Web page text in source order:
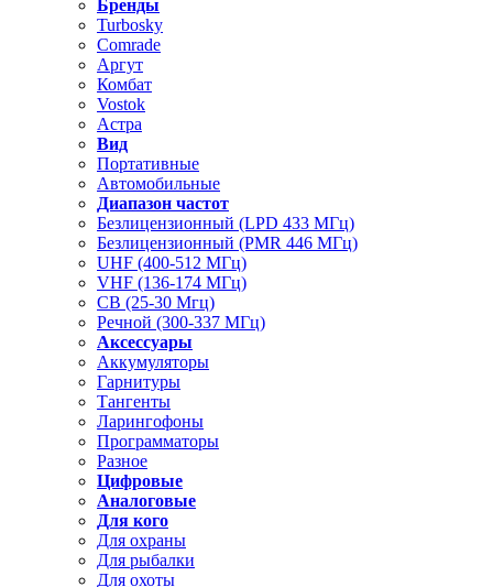
Бренды
Turbosky
Comrade
Аргут
Комбат
Vostok
Астра
Вид
Портативные
Автомобильные
Диапазон частот
Безлицензионный (LPD 433 МГц)
Безлицензионный (PMR 446 МГц)
UHF (400-512 МГц)
VHF (136-174 МГц)
CB (25-30 Мгц)
Речной (300-337 МГц)
Аксессуары
Аккумуляторы
Гарнитуры
Тангенты
Ларингофоны
Программаторы
Разное
Цифровые
Аналоговые
Для кого
Для охраны
Для рыбалки
Для охоты